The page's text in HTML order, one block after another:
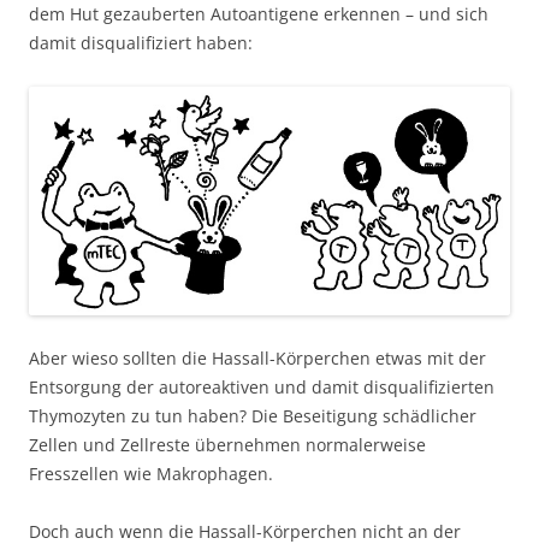
dem Hut gezauberten Autoantigene erkennen – und sich
damit disqualifiziert haben:
Aber wieso sollten die Hassall-Körperchen etwas mit der
Entsorgung der autoreaktiven und damit disqualifizierten
Thymozyten zu tun haben? Die Beseitigung schädlicher
Zellen und Zellreste übernehmen normalerweise
Fresszellen wie Makrophagen.
Doch auch wenn die Hassall-Körperchen nicht an der